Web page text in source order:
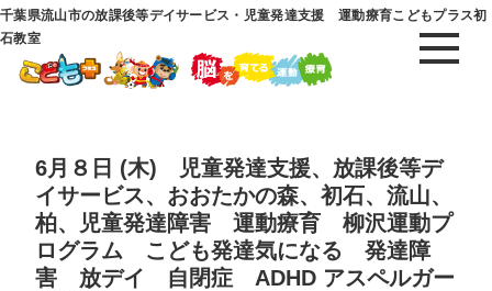
千葉県流山市の放課後等デイサービス・児童発達支援 運動療育こどもプラス初
石教室
6月８日 (木) 児童発達支援、放課後等デ
イサービス、おおたかの森、初石、流山、
柏、児童発達障害 運動療育 柳沢運動プ
ログラム こども発達気になる 発達障
害 放デイ 自閉症 ADHD アスペルガー